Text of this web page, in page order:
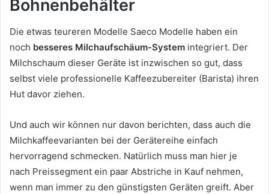
Bohnenbehälter
Die etwas teureren Modelle Saeco Modelle haben ein
noch besseres Milchaufschäum-System integriert. Der
Milchschaum dieser Geräte ist inzwischen so gut, dass
selbst viele professionelle Kaffeezubereiter (Barista) ihren
Hut davor ziehen.
Und auch wir können nur davon berichten, dass auch die
Milchkaffeevarianten bei der Gerätereihe einfach
hervorragend schmecken. Natürlich muss man hier je
nach Preissegment ein paar Abstriche in Kauf nehmen,
wenn man immer zu den günstigsten Geräten greift. Aber